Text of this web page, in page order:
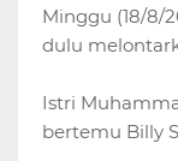
Minggu (18/8/
dulu
Istri
bertemu Billy